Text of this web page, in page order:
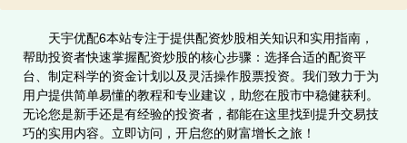
天宇优配6本站专注于提供配资炒股相关知识和实用指南，
帮助投资者快速掌握配资炒股的核心步骤：选择合适的配资平
台、制定科学的资金计划以及灵活操作股票投资。我们致力于为
用户提供简单易懂的教程和专业建议，助您在股市中稳健获利。
无论您是新手还是有经验的投资者，都能在这里找到提升交易技
巧的实用内容。立即访问，开启您的财富增长之旅！